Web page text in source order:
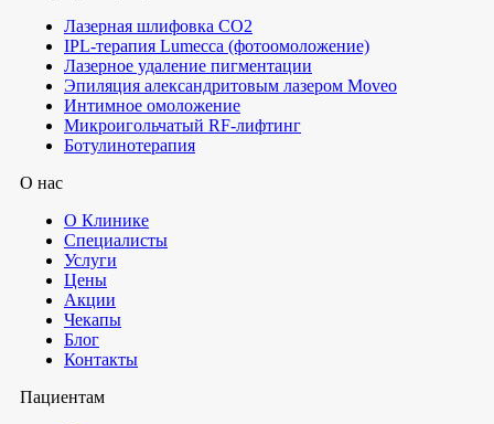
Лазерная шлифовка СО2
IPL-терапия Lumecca (фотоомоложение)
Лазерное удаление пигментации
Эпиляция александритовым лазером Moveo
Интимное омоложение
Микроигольчатый RF-лифтинг
Ботулинотерапия
О нас
О Клинике
Специалисты
Услуги
Цены
Акции
Чекапы
Блог
Контакты
Пациентам